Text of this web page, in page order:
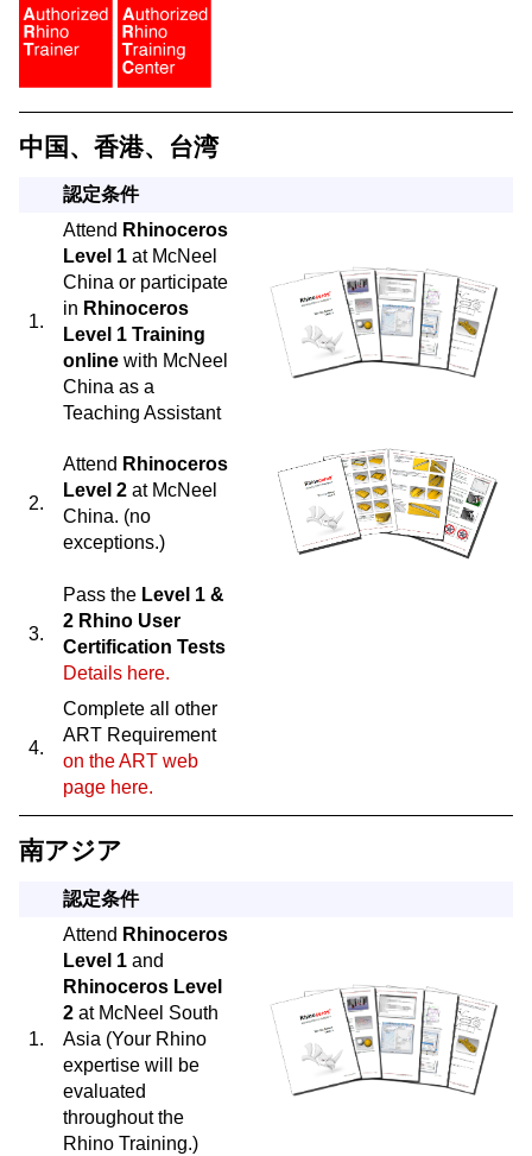
中国、香港、台湾
認定条件
1.
Attend Rhinoceros
Level 1 at McNeel
China or participate
in Rhinoceros
Level 1 Training
online with McNeel
China as a
Teaching Assistant
2.
Attend Rhinoceros
Level 2 at McNeel
China. (no
exceptions.)
3.
Pass the Level 1 &
2 Rhino User
Certification Tests
Details here.
4.
Complete all other
ART Requirement
on the ART web
page here.
南アジア
認定条件
1.
Attend Rhinoceros
Level 1 and
Rhinoceros Level
2 at McNeel South
Asia (Your Rhino
expertise will be
evaluated
throughout the
Rhino Training.)